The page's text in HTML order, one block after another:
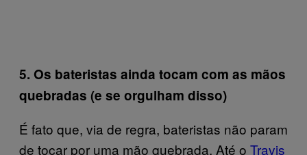
5. Os bateristas ainda tocam com as mãos
quebradas (e se orgulham disso)
É fato que, via de regra, bateristas não param
de tocar por uma mão quebrada. Até o Travis